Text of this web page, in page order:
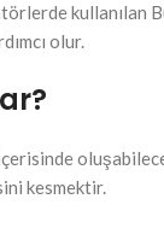
kullanılan
olur.
kesmektir.